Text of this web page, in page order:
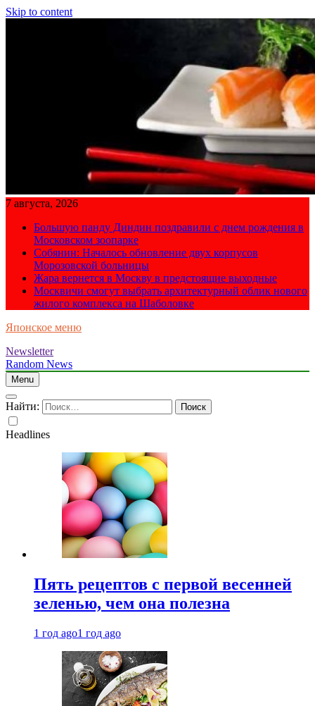
Skip to content
7 августа, 2026
Большую панду Диндин поздравили с днем рождения в
Московском зоопарке
Собянин: Началось обновление двух корпусов
Морозовской больницы
Жара вернется в Москву в предстоящие выходные
Москвичи смогут выбрать архитектурный облик нового
жилого комплекса на Шаболовке
Японское меню
Newsletter
Random News
Menu
Найти:
Headlines
Пять рецептов с первой весенней
зеленью, чем она полезна
1 год ago1 год ago